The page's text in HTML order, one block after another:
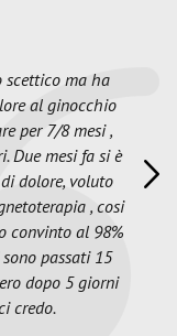
scettico ma ha
al ginocchio
per 7/8 mesi ,
Due mesi fa si è
dolore, voluto
, cosi
convinto al 98%
passati 15
dopo 5 giorni
credo.